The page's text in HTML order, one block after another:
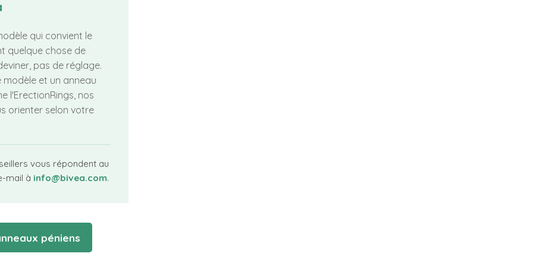
qui convient le
quelque chose de
pas de réglage.
modèle et un anneau
l'ErectionRings, nos
orienter selon votre
vous répondent au
mail à info@bivea.com.
péniens